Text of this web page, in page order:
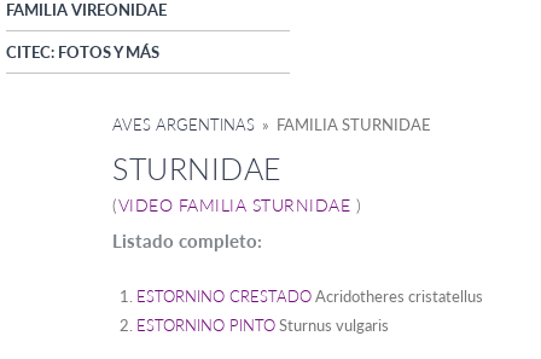
FAMILIA VIREONIDAE
CITEC: FOTOS Y MÁS
AVES ARGENTINAS » FAMILIA STURNIDAE
STURNIDAE
(VIDEO FAMILIA STURNIDAE )
Listado completo:
ESTORNINO CRESTADOAcridotheres cristatellus
ESTORNINO PINTOSturnus vulgaris